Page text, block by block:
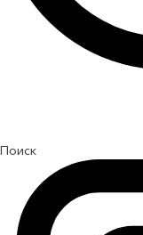
Поиск